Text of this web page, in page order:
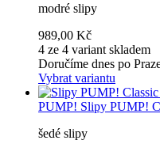
modré slipy
989,00 Kč
4 ze 4 variant skladem
Doručíme dnes po
Vybrat variantu
PUMP! Slipy PUMP!
šedé slipy